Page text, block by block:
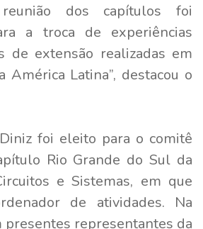
dos capítulos foi
a troca de experiências
de extensão realizadas em
América Latina”, destacou o
foi eleito para o comitê
Rio Grande do Sul da
e Sistemas, em que
de atividades. Na
presentes representantes da